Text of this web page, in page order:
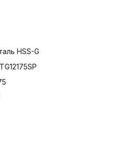
HSS-G